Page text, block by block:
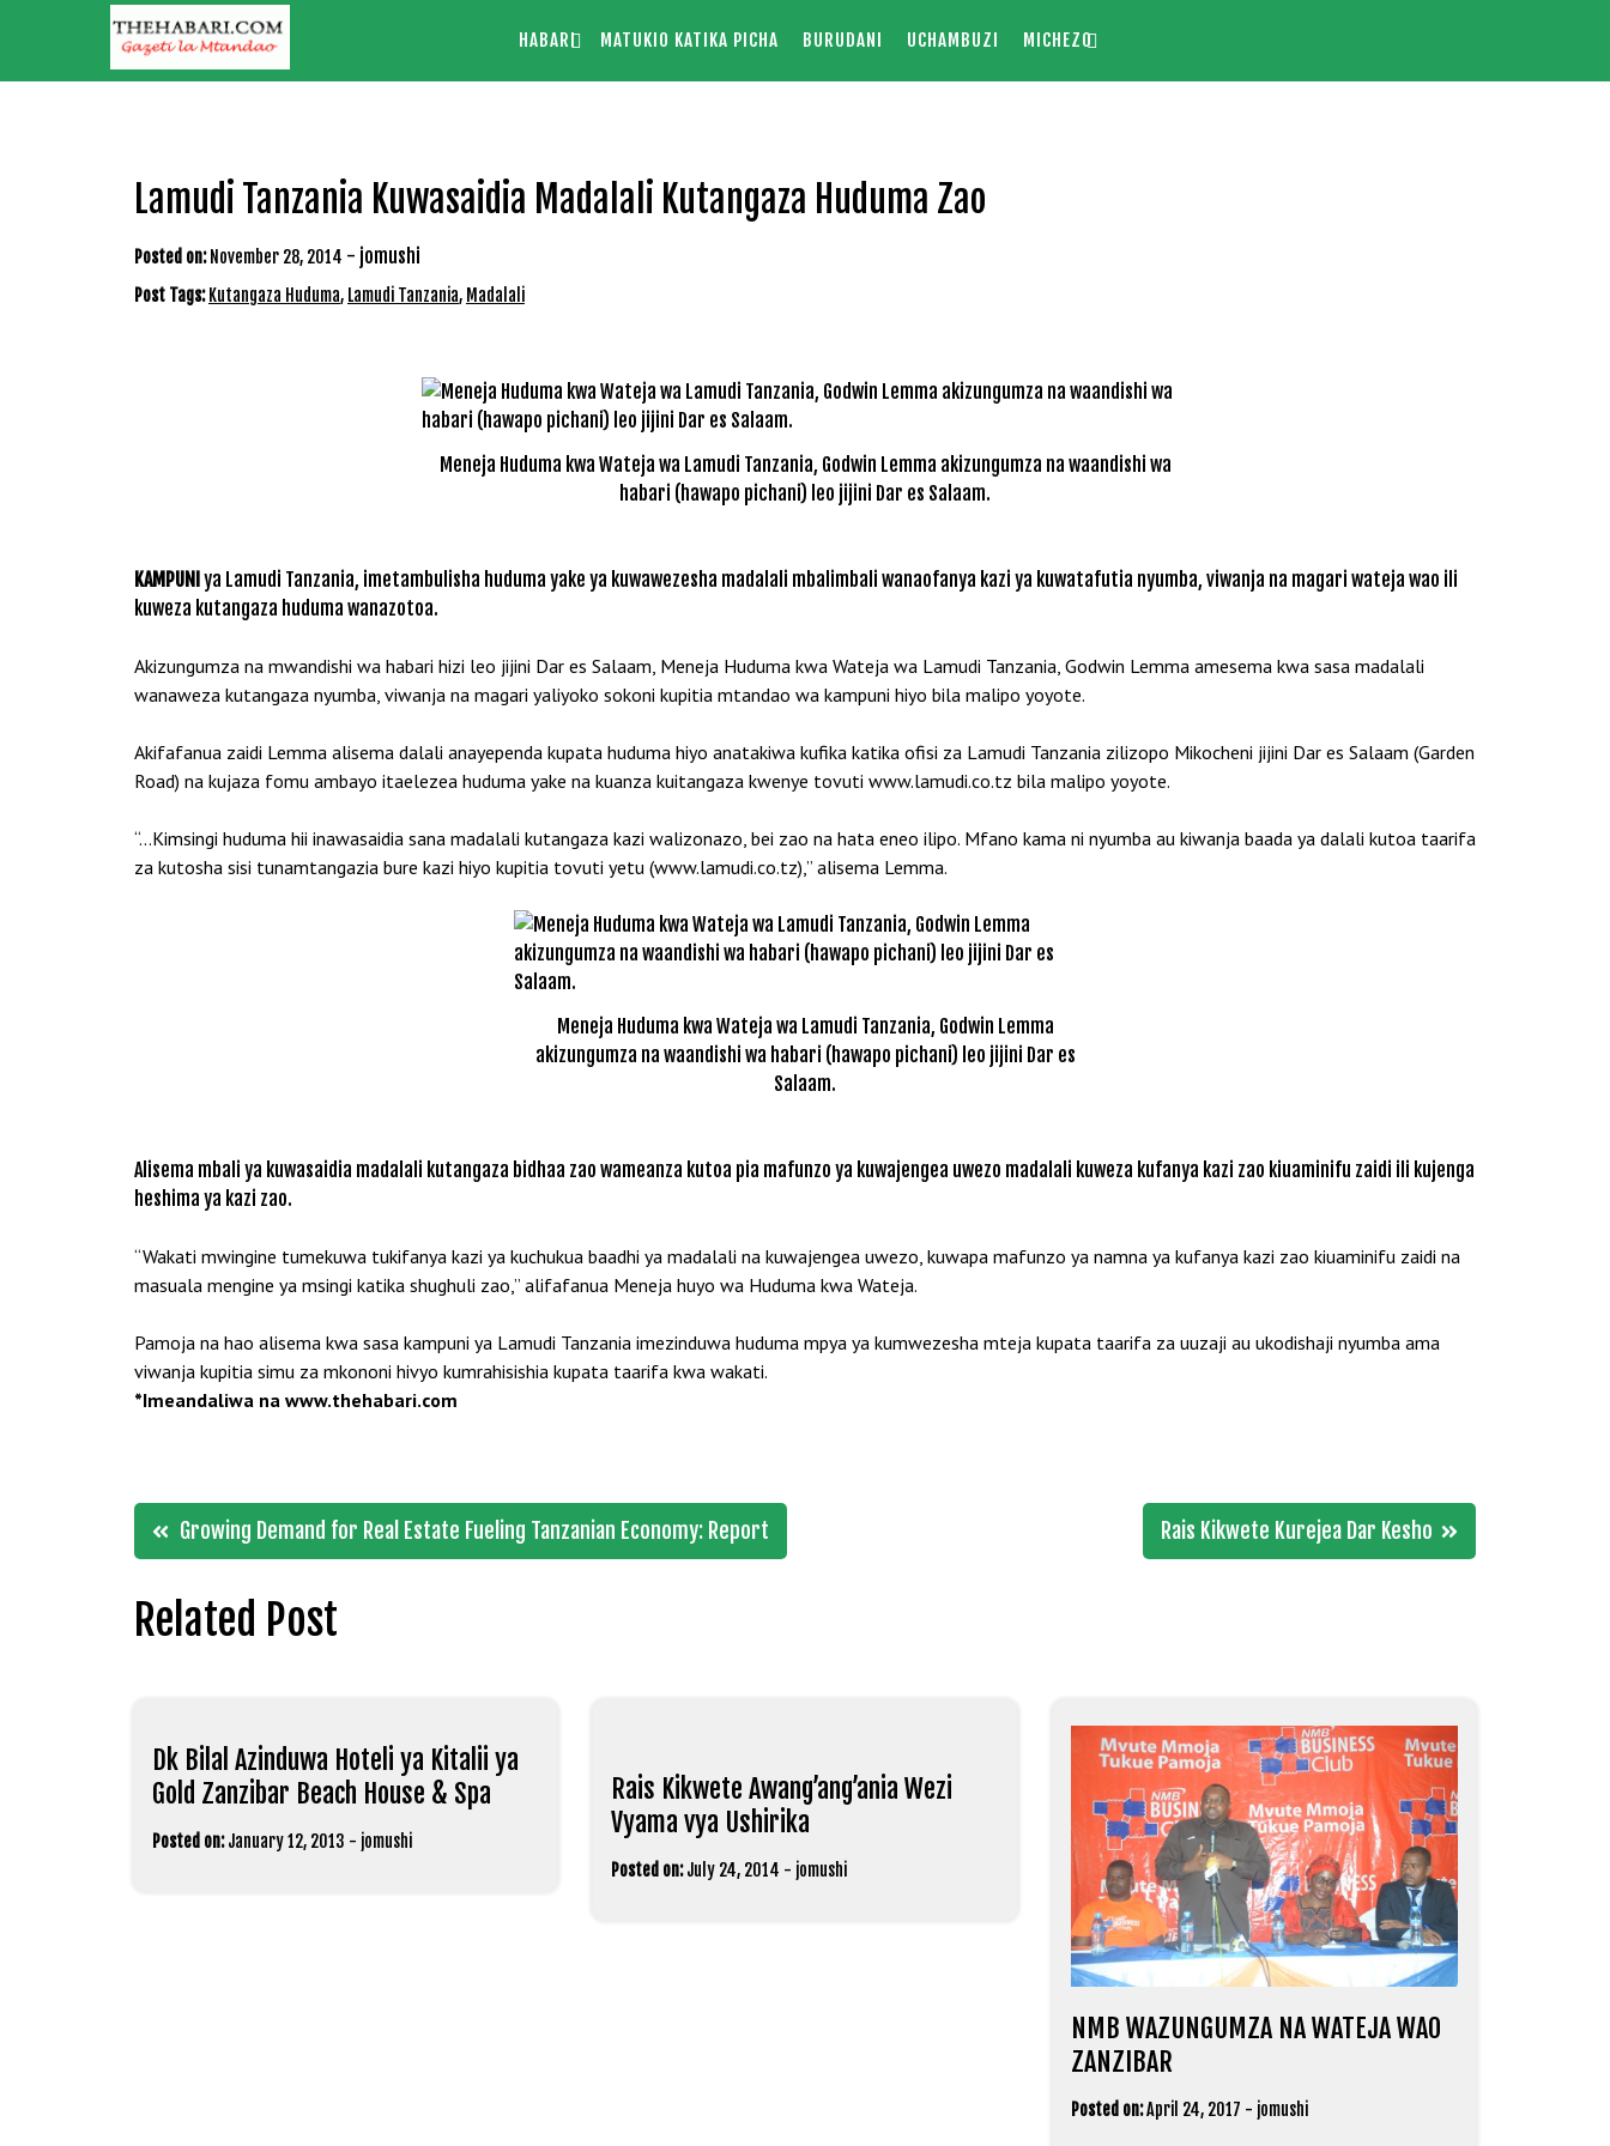
HABARI MATUKIO KATIKA PICHA BURUDANI UCHAMBUZI MICHEZO
Lamudi Tanzania Kuwasaidia Madalali Kutangaza Huduma Zao
Posted on: November 28, 2014 - jomushi
Post Tags: Kutangaza Huduma, Lamudi Tanzania, Madalali
Meneja Huduma kwa Wateja wa Lamudi Tanzania, Godwin Lemma akizungumza na waandishi wa
habari (hawapo pichani) leo jijini Dar es Salaam.
KAMPUNIya Lamudi Tanzania, imetambulisha huduma yake ya kuwawezesha madalali mbalimbali wanaofanya kazi ya kuwatafutia nyumba, viwanja na magari wateja wao ili
kuweza kutangaza huduma wanazotoa.
Akizungumza na mwandishi wa habari hizi leo jijini Dar es Salaam, Meneja Huduma kwa Wateja wa Lamudi Tanzania, Godwin Lemma amesema kwa sasa madalali
wanaweza kutangaza nyumba, viwanja na magari yaliyoko sokoni kupitia mtandao wa kampuni hiyo bila malipo yoyote.
Akifafanua zaidi Lemma alisema dalali anayependa kupata huduma hiyo anatakiwa kufika katika ofisi za Lamudi Tanzania zilizopo Mikocheni jijini Dar es Salaam (Garden
Road) na kujaza fomu ambayo itaelezea huduma yake na kuanza kuitangaza kwenye tovuti www.lamudi.co.tz bila malipo yoyote.
“…Kimsingi huduma hii inawasaidia sana madalali kutangaza kazi walizonazo, bei zao na hata eneo ilipo. Mfano kama ni nyumba au kiwanja baada ya dalali kutoa taarifa
za kutosha sisi tunamtangazia bure kazi hiyo kupitia tovuti yetu (www.lamudi.co.tz),” alisema Lemma.
Meneja Huduma kwa Wateja wa Lamudi Tanzania, Godwin Lemma
akizungumza na waandishi wa habari (hawapo pichani) leo jijini Dar es
Salaam.
Alisema mbali ya kuwasaidia madalali kutangaza bidhaa zao wameanza kutoa pia mafunzo ya kuwajengea uwezo madalali kuweza kufanya kazi zao kiuaminifu zaidi ili kujenga
heshima ya kazi zao.
“Wakati mwingine tumekuwa tukifanya kazi ya kuchukua baadhi ya madalali na kuwajengea uwezo, kuwapa mafunzo ya namna ya kufanya kazi zao kiuaminifu zaidi na
masuala mengine ya msingi katika shughuli zao,” alifafanua Meneja huyo wa Huduma kwa Wateja.
Pamoja na hao alisema kwa sasa kampuni ya Lamudi Tanzania imezinduwa huduma mpya ya kumwezesha mteja kupata taarifa za uuzaji au ukodishaji nyumba ama
viwanja kupitia simu za mkononi hivyo kumrahisishia kupata taarifa kwa wakati.
*Imeandaliwa na www.thehabari.com
Post
navigation
Growing Demand for Real Estate Fueling Tanzanian Economy: Report Rais Kikwete Kurejea Dar Kesho
Related Post
Dk Bilal Azinduwa Hoteli ya Kitalii ya
Gold Zanzibar Beach House & Spa
Posted on: January 12, 2013 - jomushi
Rais Kikwete Awang’ang’ania Wezi
Vyama vya Ushirika
Posted on: July 24, 2014 - jomushi
NMB WAZUNGUMZA NA WATEJA WAO
ZANZIBAR
Posted on:April 24, 2017 - jomushi